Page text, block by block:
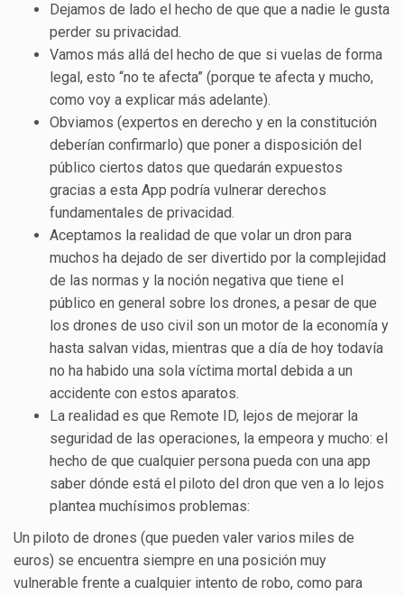
Dejamos de lado el hecho de que que a nadie le gusta
perder su privacidad.
Vamos más allá del hecho de que si vuelas de forma
legal, esto “no te afecta” (porque te afecta y mucho,
como voy a explicar más adelante).
Obviamos (expertos en derecho y en la constitución
deberían confirmarlo) que poner a disposición del
público ciertos datos que quedarán expuestos
gracias a esta App podría vulnerar derechos
fundamentales de privacidad.
Aceptamos la realidad de que volar un dron para
muchos ha dejado de ser divertido por la complejidad
de las normas y la noción negativa que tiene el
público en general sobre los drones, a pesar de que
los drones de uso civil son un motor de la economía y
hasta salvan vidas, mientras que a día de hoy todavía
no ha habido una sola víctima mortal debida a un
accidente con estos aparatos.
La realidad es que Remote ID, lejos de mejorar la
seguridad de las operaciones, la empeora y mucho: el
hecho de que cualquier persona pueda con una app
saber dónde está el piloto del dron que ven a lo lejos
plantea muchísimos problemas:
Un piloto de drones (que pueden valer varios miles de
euros) se encuentra siempre en una posición muy
vulnerable frente a cualquier intento de robo, como para